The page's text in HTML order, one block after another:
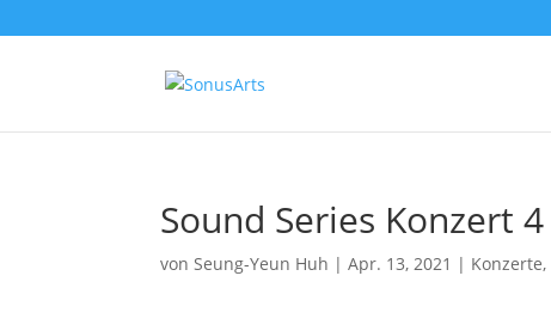
Sound Series Konzert 4
vonSeung-Yeun Huh |Apr. 13, 2021 | Konzerte,